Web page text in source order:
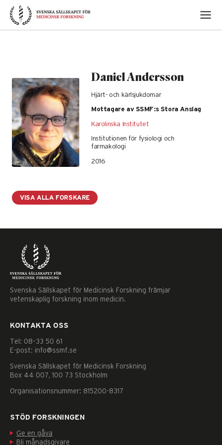
Skip
content
Daniel Andersson
Hjärt- och kärlsjukdomar
Mottagare av SSMF:s Stora Anslag
Karolinska Institutet
Institutionen för fysiologi och
farmakologi
2016
VISA ALLA FORSKARE
Svenska Sällskapet för Medicinsk Forskning främjar
vetenskaplig forskning inom medicin.
KONTAKTA OSS
Tel: 08–33 50 61
E-post: info@ssmf.se
Svenska Sällskapet för Medicinsk Forskning
Box 44 007, 100 73 Stockholm
Organisationsnummer: 815200-8317
STÖD FORSKNINGEN
Ge en gåva
Bli månadsgivare
Nödvändiga